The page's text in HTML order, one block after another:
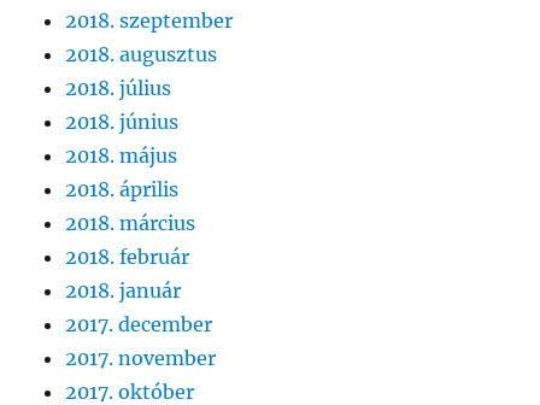
2018. szeptember
2018. augusztus
2018. július
2018. június
2018. május
2018. április
2018. március
2018. február
2018. január
2017. december
2017. november
2017. október